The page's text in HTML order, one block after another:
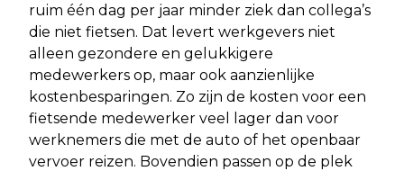
ruim één dag per jaar minder ziek dan collega’s
die niet fietsen. Dat levert werkgevers niet
alleen gezondere en gelukkigere
medewerkers op, maar ook aanzienlijke
kostenbesparingen. Zo zijn de kosten voor een
fietsende medewerker veel lager dan voor
werknemers die met de auto of het openbaar
vervoer reizen. Bovendien passen op de plek